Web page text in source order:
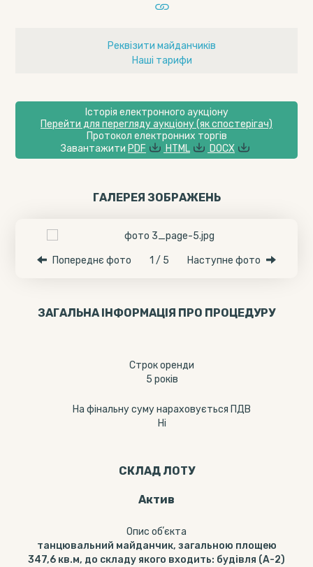
Реквізити майданчиків
Наші тарифи
Історія електронного аукціону
Перейти для перегляду аукціону (як спостерігач)
Протокол електронних торгів
Завантажити PDF HTML DOCX
ГАЛЕРЕЯ ЗОБРАЖЕНЬ
Попереднє фото 1 / 5 Наступне фото
ЗАГАЛЬНА ІНФОРМАЦІЯ ПРО ПРОЦЕДУРУ
Строк оренди
5 років
На фінальну суму нараховується ПДВ
Ні
СКЛАД ЛОТУ
Актив
Опис обʼєкта
танцювальний майданчик, загальною площею
347,6 кв.м, до складу якого входить: будівля (А-2)